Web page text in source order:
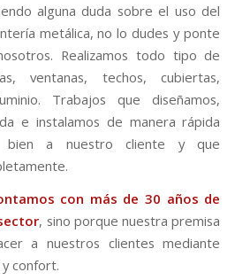
alguna duda sobre el uso del
metálica, no lo dudes y ponte
Realizamos todo tipo de
ventanas, techos, cubiertas,
Trabajos que diseñamos,
e instalamos de manera rápida
bien a nuestro cliente y que
con más de 30 años de
, sino porque nuestra premisa
a nuestros clientes mediante
confort.